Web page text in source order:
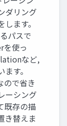
ダリング
ます。
パスで
を使っ
など,
す。
ので省き
ーシング
既存の描
き替えま